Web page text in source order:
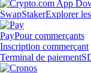
SwapStakerExplorer
PayPour commerçants
Inscription commerçant
Terminal de paiement